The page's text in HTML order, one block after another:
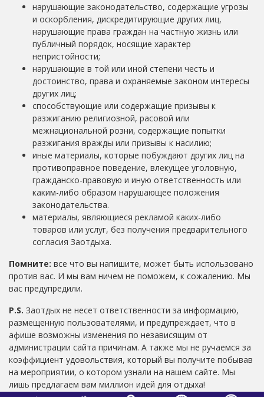
нарушающие законодательство, содержащие угрозы
и оскорбления, дискредитирующие других лиц,
нарушающие права граждан на частную жизнь или
публичный порядок, носящие характер
непристойности;
нарушающие в той или иной степени честь и
достоинство, права и охраняемые законом интересы
других лиц;
способствующие или содержащие призывы к
разжиганию религиозной, расовой или
межнациональной розни, содержащие попытки
разжигания вражды или призывы к насилию;
иные материалы, которые побуждают других лиц на
противоправное поведение, влекущее уголовную,
гражданско-правовую и иную ответственность или
каким-либо образом нарушающее положения
законодательства.
материалы, являющиеся рекламой каких-либо
товаров или услуг, без получения предварительного
согласия Заотдыха.
Помните: все что вы напишите, может быть использовано
против вас. И мы вам ничем не поможем, к сожалению. Мы
вас предупредили.
P.S. Заотдых не несет ответственности за информацию,
размещенную пользователями, и предупреждает, что в
афише возможны изменения по независящим от
администрации сайта причинам. А также мы не ручаемся за
коэффициент удовольствия, который вы получите побывав
на мероприятии, о котором узнали на нашем сайте. Мы
лишь предлагаем вам миллион идей для отдыха!